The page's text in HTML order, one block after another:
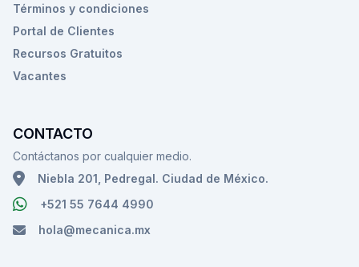
Términos y condiciones
Portal de Clientes
Recursos Gratuitos
Vacantes
CONTACTO
Contáctanos por cualquier medio.
Niebla 201, Pedregal. Ciudad de México.
+521 55 7644 4990
hola@mecanica.mx